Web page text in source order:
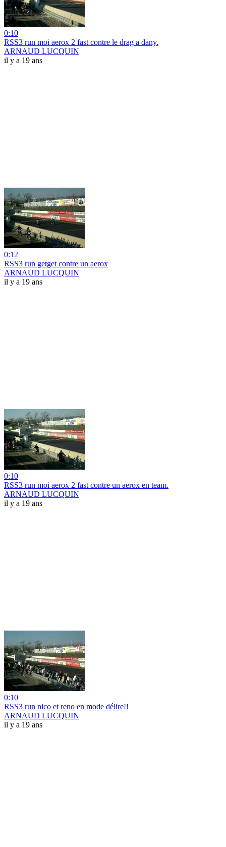
0:10
RSS3 run moi aerox 2 fast contre le drag a dany.
ARNAUD LUCQUIN
il y a 19 ans
0:12
RSS3 run getget contre un aerox
ARNAUD LUCQUIN
il y a 19 ans
0:10
RSS3 run moi aerox 2 fast contre un aerox en team.
ARNAUD LUCQUIN
il y a 19 ans
0:10
RSS3 run nico et reno en mode délire!!
ARNAUD LUCQUIN
il y a 19 ans